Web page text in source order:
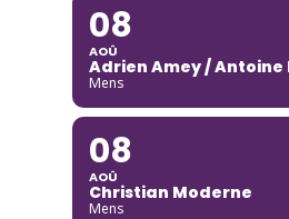
08
AOÛ
Adrien Amey /
Mens
08
AOÛ
Christian Moderne
Mens